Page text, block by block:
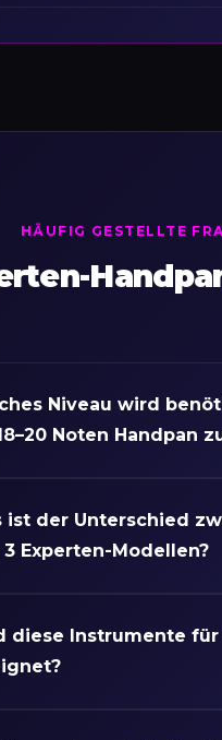
HÄUFIG GESTELLTE
Niveau wird
Noten Handpan
ist der Unterschied
Experten-Modellen?
diese Instrumente